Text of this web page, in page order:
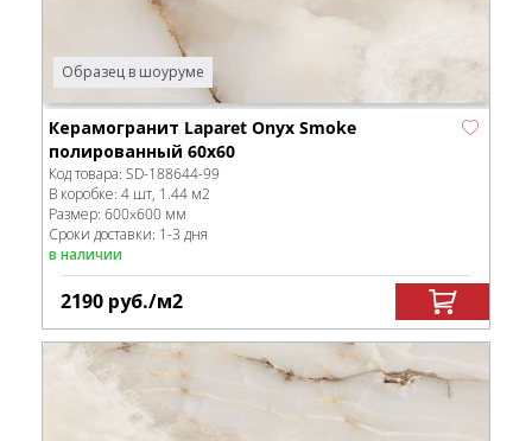
Образец в шоуруме
Керамогранит Laparet Onyx Smoke
полированный 60x60
Код товара: SD-188644-99
В коробке: 4 шт, 1.44 м2
Размер: 600x600 мм
Сроки доставки: 1-3 дня
в наличии
2190 руб./м2